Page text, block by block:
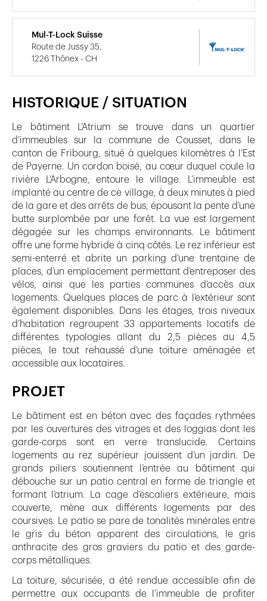
HISTORIQUE / SITUATION
Le bâtiment L’Atrium se trouve dans un quartier
d’immeubles sur la commune de Cousset, dans le
canton de Fribourg, situé à quelques kilomètres à l’Est
de Payerne. Un cordon boisé, au cœur duquel coule la
rivière L’Arbogne, entoure le village. L’immeuble est
implanté au centre de ce village, à deux minutes à pied
de la gare et des arrêts de bus, épousant la pente d’une
butte surplombée par une forêt. La vue est largement
dégagée sur les champs environnants. Le bâtiment
offre une forme hybride à cinq côtés. Le rez inférieur est
semi-enterré et abrite un parking d’une trentaine de
places, d’un emplacement permettant d’entreposer des
vélos, ainsi que les parties communes d’accès aux
logements. Quelques places de parc à l’extérieur sont
également disponibles. Dans les étages, trois niveaux
d’habitation regroupent 33 appartements locatifs de
différentes typologies allant du 2,5 pièces au 4,5
pièces, le tout rehaussé d’une toiture aménagée et
accessible aux locataires.
PROJET
Le bâtiment est en béton avec des façades rythmées
par les ouvertures des vitrages et des loggias dont les
garde-corps sont en verre translucide. Certains
logements au rez supérieur jouissent d’un jardin. De
grands piliers soutiennent l’entrée au bâtiment qui
débouche sur un patio central en forme de triangle et
formant l’atrium. La cage d’escaliers extérieure, mais
couverte, mène aux différents logements par des
coursives. Le patio se pare de tonalités minérales entre
le gris du béton apparent des circulations, le gris
anthracite des gros graviers du patio et des garde-
corps métalliques.
La toiture, sécurisée, a été rendue accessible afin de
permettre aux occupants de l’immeuble de profiter
Mul-T-Lock Suisse
Route de Jussy 35,
1226 Thônex - CH